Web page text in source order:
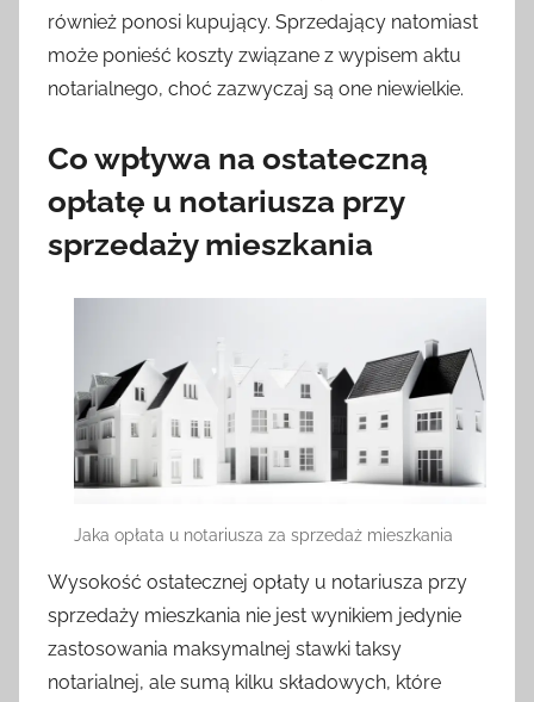
również ponosi kupujący. Sprzedający natomiast
może ponieść koszty związane z wypisem aktu
notarialnego, choć zazwyczaj są one niewielkie.
Co wpływa na ostateczną
opłatę u notariusza przy
sprzedaży mieszkania
Jaka opłata u notariusza za sprzedaż mieszkania
Wysokość ostatecznej opłaty u notariusza przy
sprzedaży mieszkania nie jest wynikiem jedynie
zastosowania maksymalnej stawki taksy
notarialnej, ale sumą kilku składowych, które